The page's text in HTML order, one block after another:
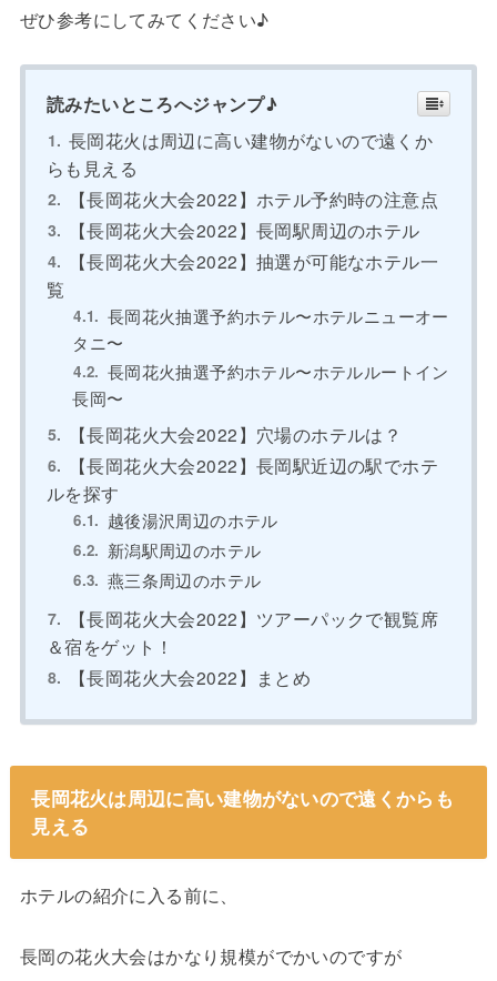
ぜひ参考にしてみてください♪
読みたいところへジャンプ♪
長岡花火は周辺に高い建物がないので遠くか
らも見える
【長岡花火大会2022】ホテル予約時の注意点
【長岡花火大会2022】長岡駅周辺のホテル
【長岡花火大会2022】抽選が可能なホテル一
覧
長岡花火抽選予約ホテル〜ホテルニューオー
タニ〜
長岡花火抽選予約ホテル〜ホテルルートイン
長岡〜
【長岡花火大会2022】穴場のホテルは？
【長岡花火大会2022】長岡駅近辺の駅でホテ
ルを探す
越後湯沢周辺のホテル
新潟駅周辺のホテル
燕三条周辺のホテル
【長岡花火大会2022】ツアーパックで観覧席
＆宿をゲット！
【長岡花火大会2022】まとめ
長岡花火は周辺に高い建物がないので遠くからも
見える
ホテルの紹介に入る前に、
長岡の花火大会はかなり規模がでかいのですが